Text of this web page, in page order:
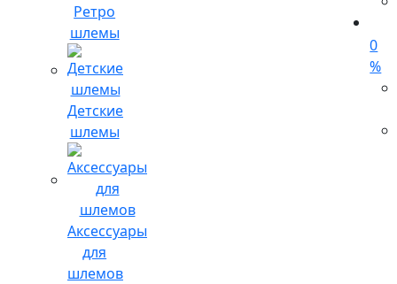
Ретро
шлемы
Детские
шлемы
Аксессуары
для
шлемов
0
%